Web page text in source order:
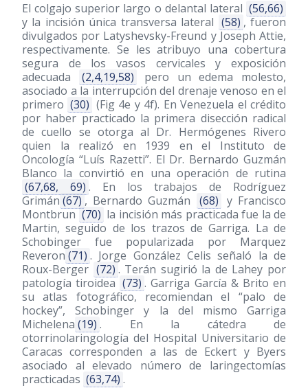
El colgajo superior largo o delantal lateral (56,66)
y la incisión única transversa lateral (58) , fueron
divulgados por Latyshevsky-Freund y Joseph Attie,
respectivamente. Se les atribuyo una cobertura
segura de los vasos cervicales y exposición
adecuada
(2,4,19,58)
pero un edema molesto,
asociado a la interrupción del drenaje venoso en el
primero (30) (Fig 4e y 4f). En Venezuela el crédito
por haber practicado la primera disección radical
de cuello se otorga al Dr. Hermógenes Rivero
quien la realizó en 1939 en el Instituto de
Oncología “Luís Razetti”. El Dr. Bernardo Guzmán
Blanco la convirtió en una operación de rutina
(67,68, 69) . En los trabajos de Rodríguez
Grimán (67) , Bernardo Guzmán (68) y Francisco
Montbrun (70) la incisión más practicada fue la de
Martin, seguido de los trazos de Garriga. La de
Schobinger fue popularizada por Marquez
Reveron (71) . Jorge González Celis señaló la de
Roux-Berger (72) . Terán sugirió la de Lahey por
patología tiroidea (73) . Garriga García & Brito en
su atlas fotográfico, recomiendan el “palo de
hockey”, Schobinger y la del mismo Garriga
Michelena (19) . En la cátedra de
otorrinolaringología del Hospital Universitario de
Caracas corresponden a las de Eckert y Byers
asociado al elevado número de laringectomías
practicadas (63,74) .